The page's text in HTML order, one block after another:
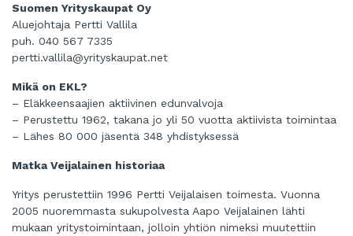
Suomen Yrityskaupat Oy
Aluejohtaja Pertti Vallila
puh. 040 567 7335
pertti.vallila@yrityskaupat.net
Mikä on EKL?
– Eläkkeensaajien aktiivinen edunvalvoja
– Perustettu 1962, takana jo yli 50 vuotta aktiivista toimintaa
– Lähes 80 000 jäsentä 348 yhdistyksessä
Matka Veijalainen historiaa
Yritys perustettiin 1996 Pertti Veijalaisen toimesta. Vuonna
2005 nuoremmasta sukupolvesta Aapo Veijalainen lähti
mukaan yritystoimintaan, jolloin yhtiön nimeksi muutettiin